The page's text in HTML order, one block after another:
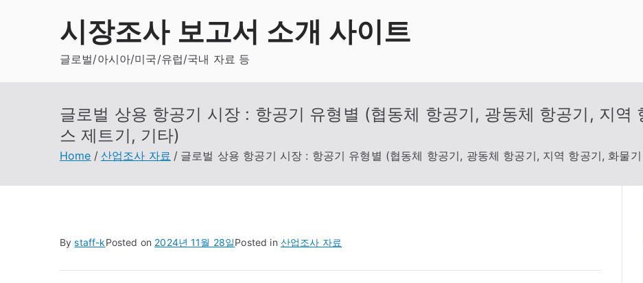
시장조사 보고서 소개 사이트
글로벌/아시아/미국/유럽/국내 자료 등
글로벌 상용 항공기 시장 : 항공기 유형별 (협동체 항공기, 광동체 항공기, 지역
스 제트기, 기타)
Home 산업조사 자료 글로벌 상용 항공기 시장 : 항공기 유형별 (협동체 항공기, 광동체 항공기, 지역 항공기, 화물
Bystaff-kPosted on 2024년 11월 28일Posted in 산업조사 자료